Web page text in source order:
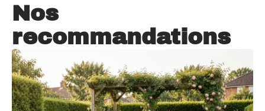
Nos
recommandations